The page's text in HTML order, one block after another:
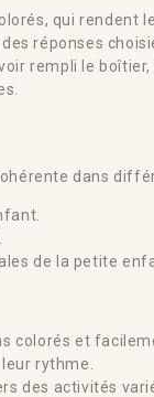
qui rendent
réponses
rempli le
dans
de la petite
colorés et
rythme.
des activités